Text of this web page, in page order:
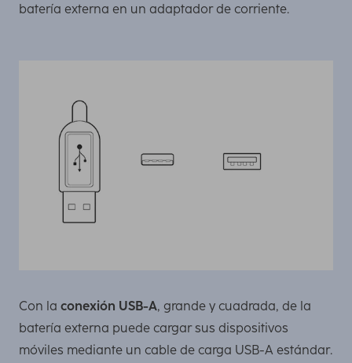
batería externa en un adaptador de corriente.
Con la conexión USB-A, grande y cuadrada, de la
batería externa puede cargar sus dispositivos
móviles mediante un cable de carga USB-A estándar.